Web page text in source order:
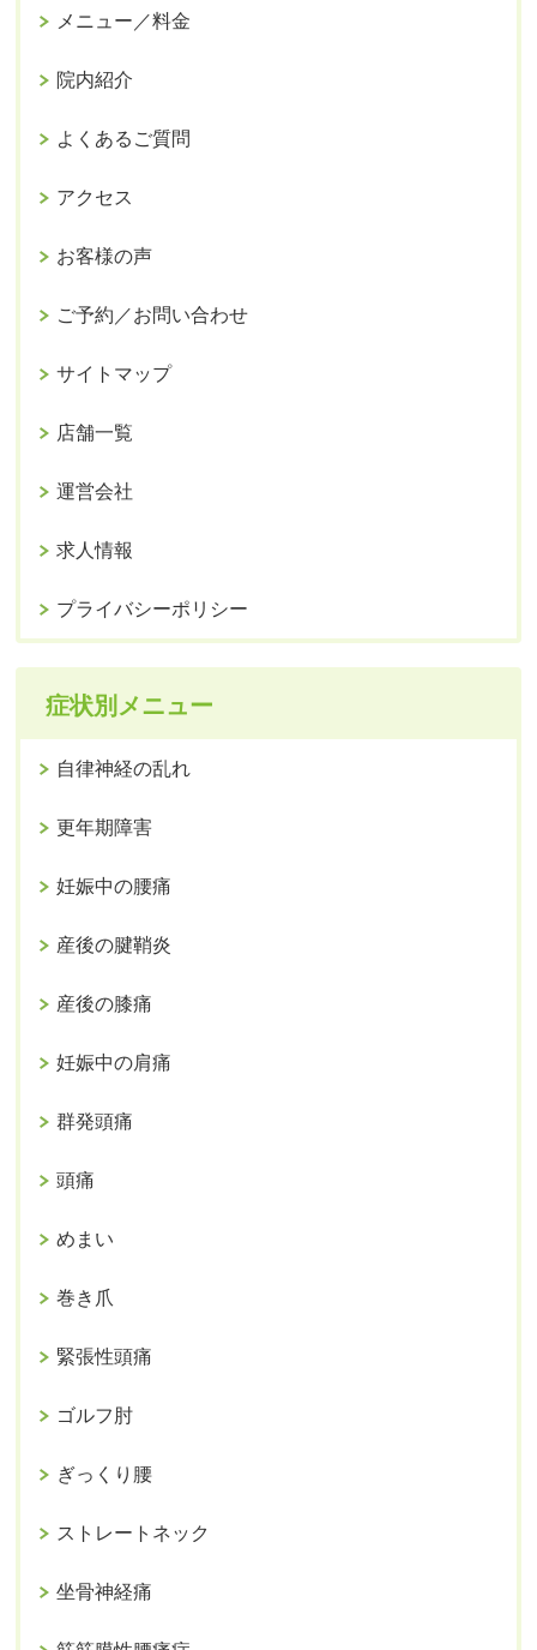
メニュー／料金
院内紹介
よくあるご質問
アクセス
お客様の声
ご予約／お問い合わせ
サイトマップ
店舗一覧
運営会社
求人情報
プライバシーポリシー
症状別メニュー
自律神経の乱れ
更年期障害
妊娠中の腰痛
産後の腱鞘炎
産後の膝痛
妊娠中の肩痛
群発頭痛
頭痛
めまい
巻き爪
緊張性頭痛
ゴルフ肘
ぎっくり腰
ストレートネック
坐骨神経痛